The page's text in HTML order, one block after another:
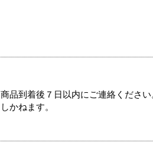
品到着後７日以内にご連絡くださ
かねます。